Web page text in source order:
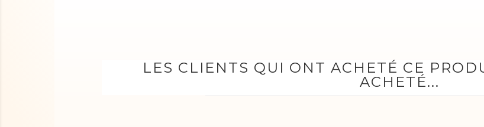
LES CLIENTS QUI ONT ACHETÉ CE
ACHETÉ...